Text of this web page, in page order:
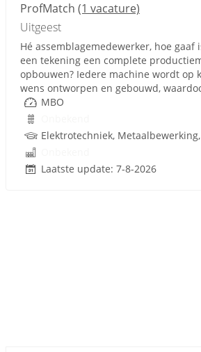
ProfMatch (1 vacature)
Uitgeest
Hé assemblagemedewerker, hoe
een tekening een complete
opbouwen? Iedere machine wordt op
wens ontworpen en gebouwd,
MBO
Laatste update: 7-8-2026